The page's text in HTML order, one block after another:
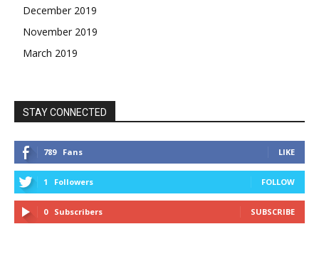
December 2019
November 2019
March 2019
STAY CONNECTED
789 Fans LIKE
1 Followers FOLLOW
0 Subscribers SUBSCRIBE